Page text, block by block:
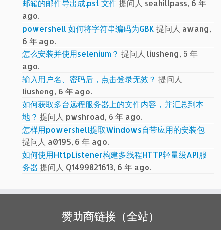
邮箱的邮件导出成.pst 文件提问人 seahillpass, 6 年
ago.
powershell 如何将字符串编码为GBK 提问人 awang,
6 年 ago.
怎么安装并使用selenium？ 提问人 liusheng, 6 年
ago.
输入用户名、密码后，点击登录无效？ 提问人
liusheng, 6 年 ago.
如何获取多台远程服务器上的文件内容，并汇总到本
地？ 提问人 pwshroad, 6 年 ago.
怎样用powershell提取Windows自带应用的安装包
提问人 a0195, 6 年 ago.
如何使用HttpListener构建多线程HTTP轻量级API服
务器 提问人 Q1499821613, 6 年 ago.
赞助商链接（全站）